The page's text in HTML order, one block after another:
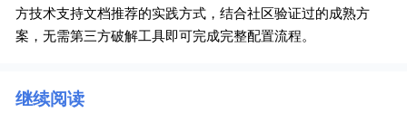
方技术支持文档推荐的实践方式，结合社区验证过的成熟方
案，无需第三方破解工具即可完成完整配置流程。
继续阅读